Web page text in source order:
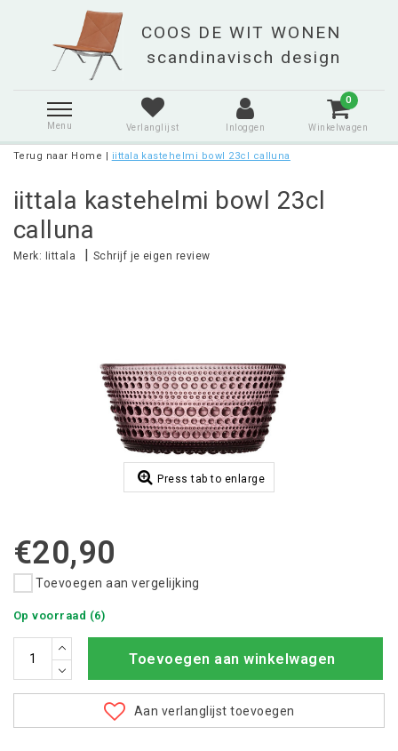
Menu Verlanglijst Inloggen
0
Winkelwagen
Terug naar Home | iittala kastehelmi bowl 23cl calluna
iittala kastehelmi bowl 23cl
calluna
Merk: Iittala | Schrijf je eigen review
Press tab to enlarge
€20,90
Toevoegen aan vergelijking
Op voorraad (6)
Toevoegen aan winkelwagen
Aan verlanglijst toevoegen